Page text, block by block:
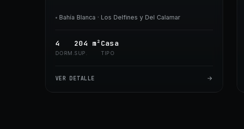
◦ Bahía Blanca · Los Delfines y Del Calamar
4
DORM.
204 m²
SUP.
Casa
TIPO
VER DETALLE